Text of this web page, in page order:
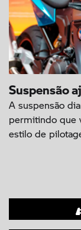
Suspensão
A suspensão
permitindo que
estilo de